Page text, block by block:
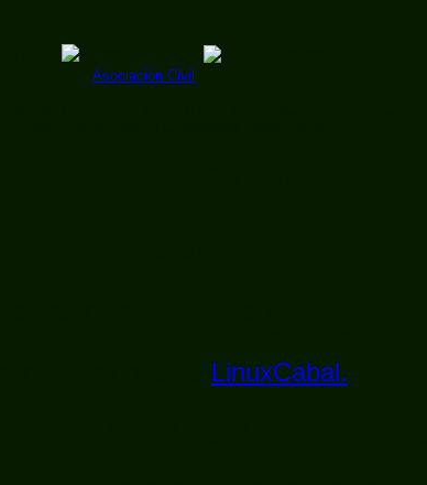
Asociación Civil
LinuxCabal.